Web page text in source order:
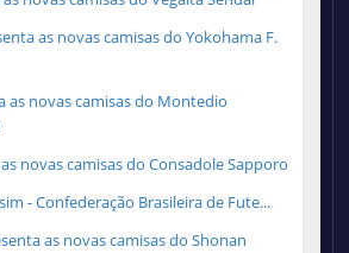
as novas camisas do Yokohama F.
as novas camisas do Montedio
novas camisas do Consadole Sapporo
- Confederação Brasileira de Fute...
as novas camisas do Shonan